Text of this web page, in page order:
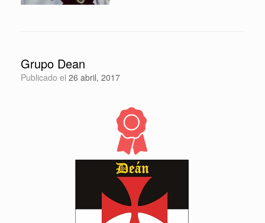
Grupo Dean
Publicado el 26 abril, 2017